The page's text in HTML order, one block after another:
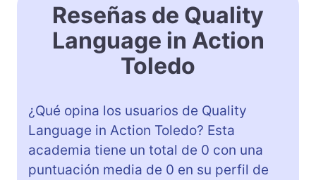
Reseñas de Quality
Language in Action
Toledo
¿Qué opina los usuarios de Quality
Language in Action Toledo? Esta
academia tiene un total de 0 con una
puntuación media de 0 en su perfil de